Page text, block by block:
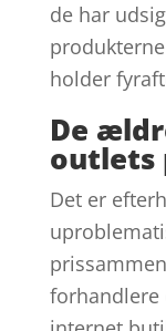
de har
holder
De
outlets
Det er
forhandlere